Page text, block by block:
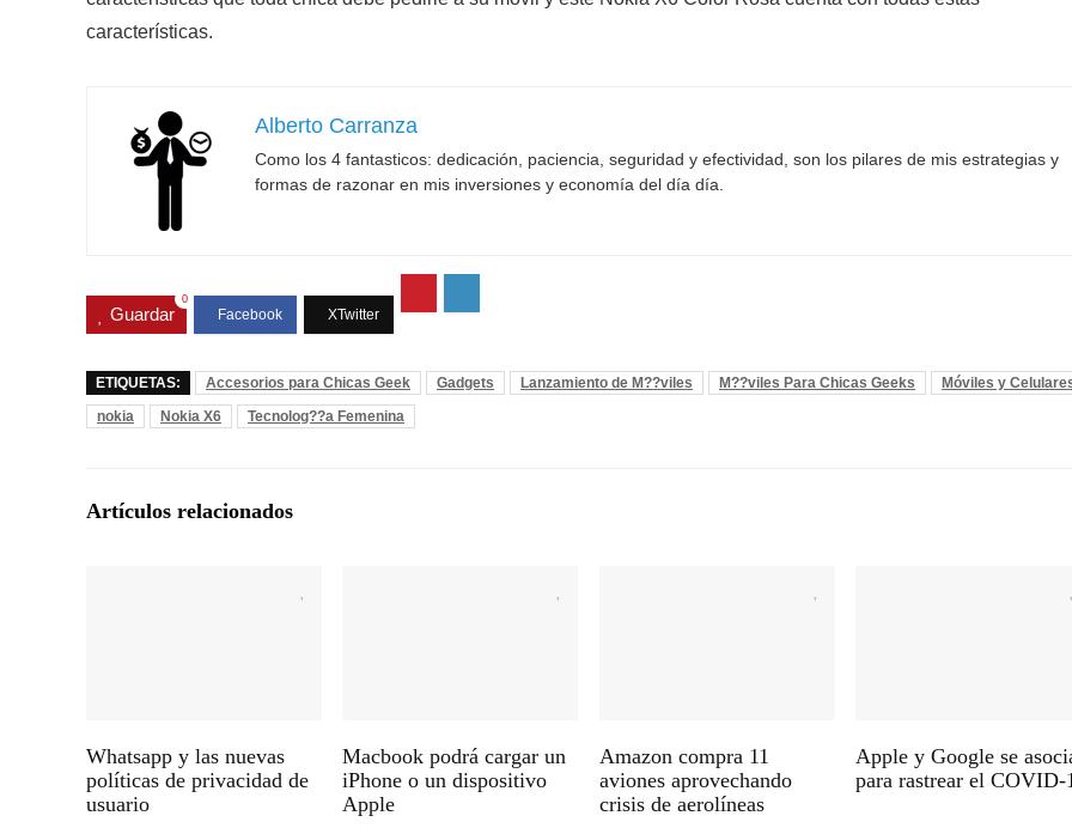
características.
Alberto Carranza
Como los 4 fantasticos: dedicación, paciencia, seguridad y efectividad, son los pilares de mis estrategias y
formas de razonar en mis inversiones y economía del día día.
Guardar
0
ETIQUETAS: Accesorios para Chicas Geek Gadgets Lanzamiento de M??viles M??viles Para Chicas Geeks
Móviles y
nokia
Nokia X6 Tecnolog??a Femenina
Artículos relacionados
Whatsapp y las nuevas
políticas de privacidad de
usuario
Macbook podrá cargar un
iPhone o un dispositivo
Apple
Amazon compra 11
aviones aprovechando
crisis de aerolíneas
Apple y Google se
para rastrear el COVID-